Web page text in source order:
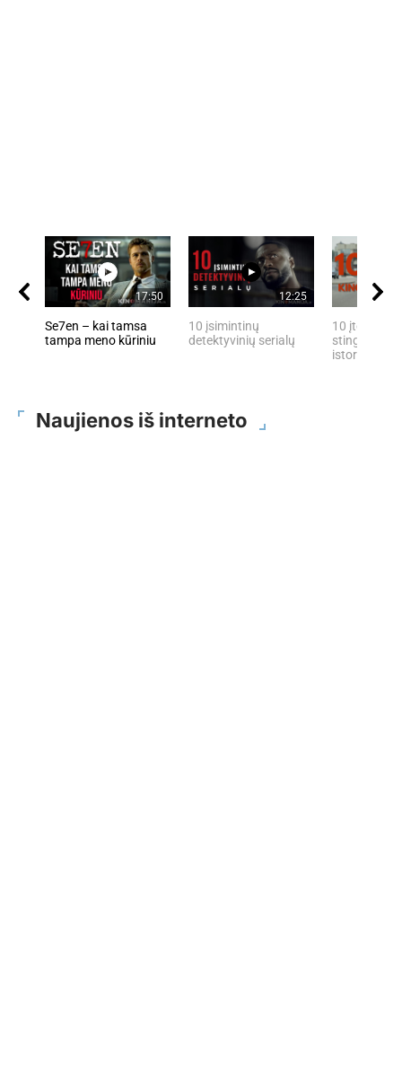
17:50
Se7en – kai tamsa
tampa meno kūriniu
12:25
10 įsimintinų
detektyvinių serialų
10 įtemptų,
stingdančių
istorijų
Naujienos iš interneto